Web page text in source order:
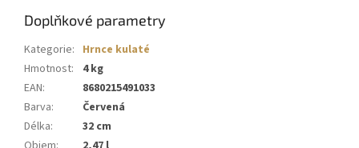
Doplňkové parametry
Kategorie: Hrnce kulaté
Hmotnost:
4 kg
EAN:
8680215491033
Barva:
Červená
Délka:
32 cm